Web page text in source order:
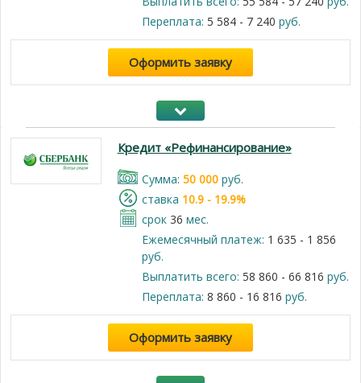
Переплата: 5 584 - 7 240 руб.
Оформить заявку
Кредит «Рефинансирование»
Cумма: 50 000руб.
cтавка 10.9 - 19.9%
срок 36 мес.
Ежемесячный платеж: 1 635 - 1 856
руб.
Выплатить всего: 58 860 - 66 816 руб.
Переплата: 8 860 - 16 816 руб.
Оформить заявку